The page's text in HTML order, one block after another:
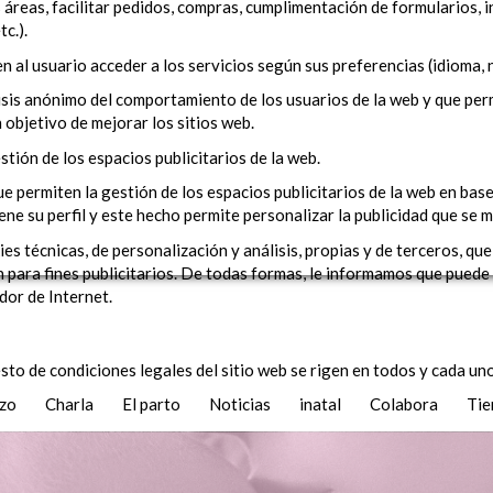
facilitar pedidos, compras, cumplimentación de
al usuario acceder a los servicios según sus preferencias
anónimo del comportamiento de los usuarios de la web y que
de mejorar los sitios web.
de los espacios publicitarios de la web.
permiten la gestión de los espacios publicitarios de la web en
su perfil y este hecho permite personalizar la publicidad que se
técnicas, de personalización y análisis, propias y de terceros,
fines publicitarios. De todas formas, le informamos que
de Internet.
de condiciones legales del sitio web se rigen en todos y cada
Charla El parto Noticias inatal Colabora
NOTICIAS